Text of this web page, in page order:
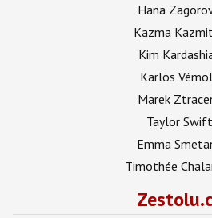
Hana
Kazma
Kim
Karlos
Marek
Taylor Swift
Emma
Timothée